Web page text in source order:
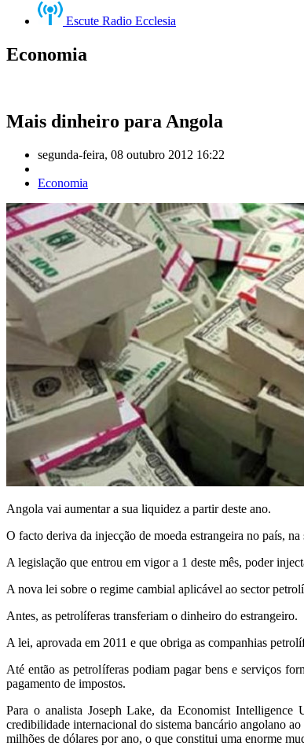
Escute Radio Ecclesia
Economia
Mais dinheiro para Angola
segunda-feira, 08 outubro 2012 16:22
Economia
Angola vai aumentar a sua liquidez a partir deste ano.
O facto deriva da injecção de moeda estrangeira no país,
A legislação que entrou em vigor a 1 deste mês, poder
A nova lei sobre o regime cambial aplicável ao sector
Antes, as petrolíferas transferiam o dinheiro do estrangeiro.
A lei, aprovada em 2011 e que obriga as companhias
Até então as petrolíferas podiam pagar bens e serviços
pagamento de impostos.
Para o analista Joseph Lake, da Economist
credibilidade internacional do sistema bancário angolano
milhões de dólares por ano, o que constitui uma enorme